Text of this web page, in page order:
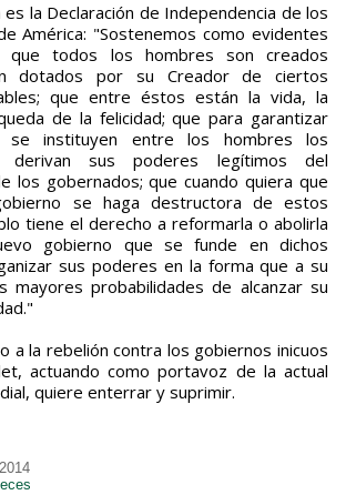
la Declaración de Independencia de los
América: "Sostenemos como evidentes
que todos los hombres son creados
dotados por su Creador de ciertos
que entre éstos están la vida, la
de la felicidad; que para garantizar
se instituyen entre los hombres los
derivan sus poderes legítimos del
los gobernados; que cuando quiera que
se haga destructora de estos
tiene el derecho a reformarla o abolirla
gobierno que se funde en dichos
sus poderes en la forma que a su
mayores probabilidades de alcanzar su
a la rebelión contra los gobiernos inicuos
actuando como portavoz de la actual
quiere enterrar y suprimir.